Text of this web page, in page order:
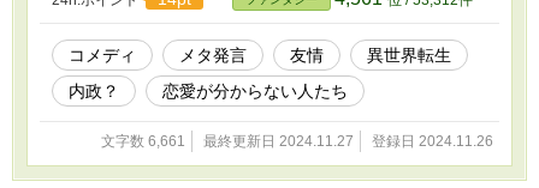
コメディ メタ発言 友情
異世界転生
内政？
恋愛が分からない人たち
文字数 6,661 最終更新日 2024.11.27 登録日 2024.11.26